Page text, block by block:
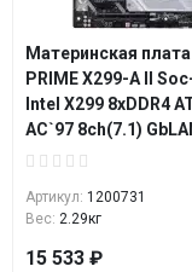
Материнская
PRIME X299-A II
Intel X299 8xDDR4
AC`97 8ch(7.1)
Артикул: 1200731
Вес: 2.29кг
15 533 ₽